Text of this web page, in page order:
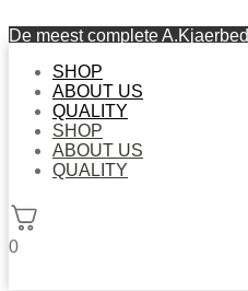
De meest complete
SHOP
ABOUT US
QUALITY
SHOP
ABOUT US
QUALITY
0